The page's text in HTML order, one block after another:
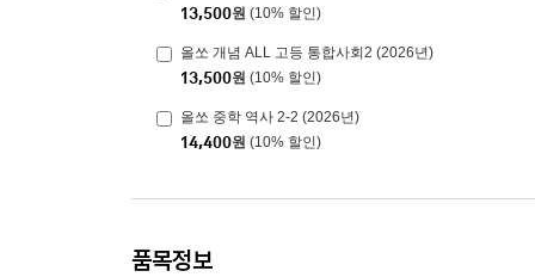
13,500원 (10% 할인)
올쏘 개념 ALL 고등 통합사회2 (2026년)
13,500원 (10% 할인)
올쏘 중학 역사 2-2 (2026년)
14,400원 (10% 할인)
품목정보